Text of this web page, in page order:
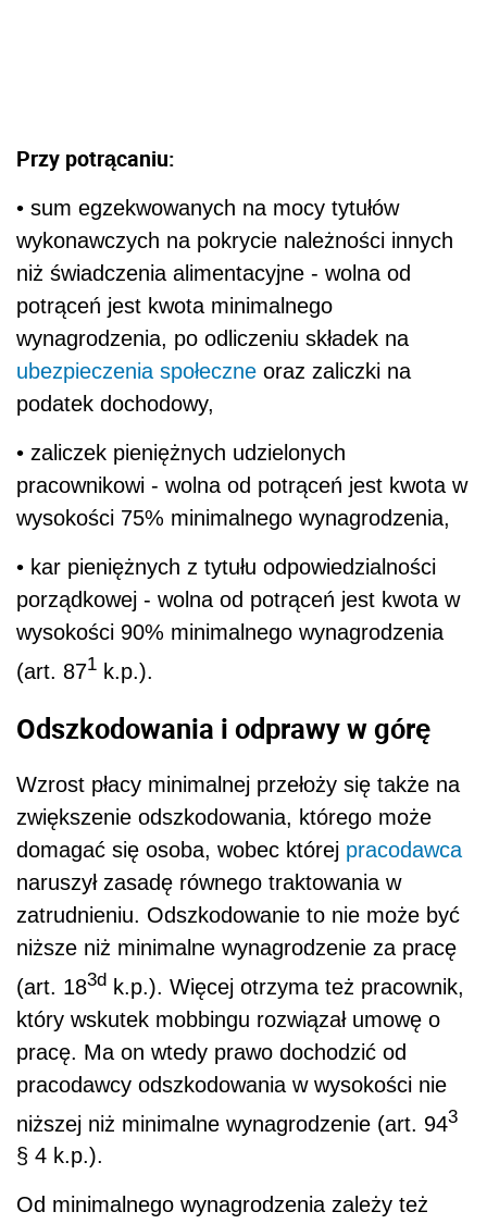
Przy potrącaniu:
• sum egzekwowanych na mocy tytułów
wykonawczych na pokrycie należności innych
niż świadczenia alimentacyjne - wolna od
potrąceń jest kwota minimalnego
wynagrodzenia, po odliczeniu składek na
ubezpieczenia społeczne oraz zaliczki na
podatek dochodowy,
• zaliczek pieniężnych udzielonych
pracownikowi - wolna od potrąceń jest kwota w
wysokości 75% minimalnego wynagrodzenia,
• kar pieniężnych z tytułu odpowiedzialności
porządkowej - wolna od potrąceń jest kwota w
wysokości 90% minimalnego wynagrodzenia
(art. 871 k.p.).
Odszkodowania i odprawy w górę
Wzrost płacy minimalnej przełoży się także na
zwiększenie odszkodowania, którego może
domagać się osoba, wobec której pracodawca
naruszył zasadę równego traktowania w
zatrudnieniu. Odszkodowanie to nie może być
niższe niż minimalne wynagrodzenie za pracę
(art. 183d k.p.). Więcej otrzyma też pracownik,
który wskutek mobbingu rozwiązał umowę o
pracę. Ma on wtedy prawo dochodzić od
pracodawcy odszkodowania w wysokości nie
niższej niż minimalne wynagrodzenie (art. 943
§ 4 k.p.).
Od minimalnego wynagrodzenia zależy też